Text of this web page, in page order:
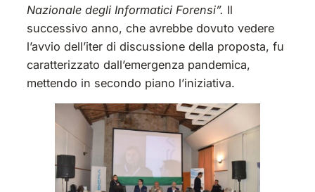
Nazionale degli Informatici Forensi”. Il
successivo anno, che avrebbe dovuto vedere
l’avvio dell’iter di discussione della proposta, fu
caratterizzato dall’emergenza pandemica,
mettendo in secondo piano l’iniziativa.